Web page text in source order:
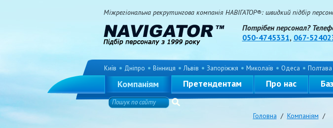
Міжрегіональна рекрутингова компанія НАВІГАТОР®: швидкий підбір
Потрібен персонал?
050-4745331, 067-
Київ Дніпро Вінниця Львів Запоріжжя Миколаїв Одеса Полтава
Компаніям Претендентам Про нас
Головна / Компаніям /